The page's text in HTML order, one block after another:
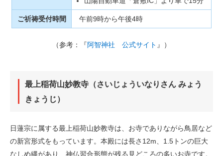
ご祈祷受付時間 午前9時から午後4時
（参考：『阿智神社 公式サイト 』）
最上稲荷山妙教寺（さいじょういなりさん みょう
きょうじ）
日蓮宗に属する最上稲荷山妙教寺は、お寺でありながら鳥居など
の新宮形式をもっています。本殿には長さ12m、1.5トンの巨大
なしめ縄があり、神仏習合形態が残る見どころの多いお寺です。